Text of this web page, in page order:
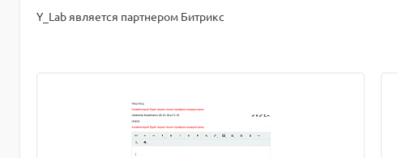
Y_Lab является партнером Битрикс